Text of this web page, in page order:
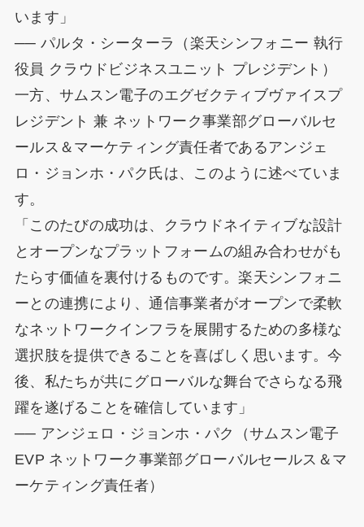
います」
── パルタ・シーターラ（楽天シンフォニー 執行
役員 クラウドビジネスユニット プレジデント）
一方、サムスン電子のエグゼクティブヴァイスプ
レジデント 兼 ネットワーク事業部グローバルセ
ールス＆マーケティング責任者であるアンジェ
ロ・ジョンホ・パク氏は、このように述べていま
す。
「このたびの成功は、クラウドネイティブな設計
とオープンなプラットフォームの組み合わせがも
たらす価値を裏付けるものです。楽天シンフォニ
ーとの連携により、通信事業者がオープンで柔軟
なネットワークインフラを展開するための多様な
選択肢を提供できることを喜ばしく思います。今
後、私たちが共にグローバルな舞台でさらなる飛
躍を遂げることを確信しています」
── アンジェロ・ジョンホ・パク（サムスン電子
EVP ネットワーク事業部グローバルセールス＆マ
ーケティング責任者）